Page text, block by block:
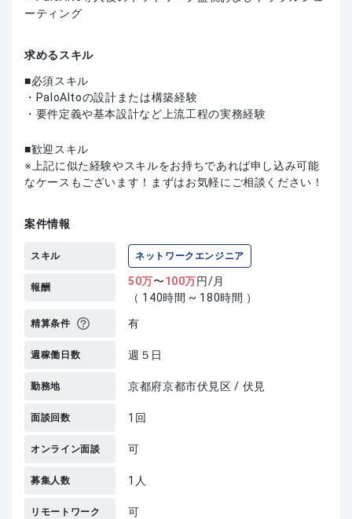
ーティング
求めるスキル
必須スキル
・PaloAltoの設計または構築経験
・要件定義や基本設計など上流工程の実務経験
歓迎スキル
上記に似た経験やスキルをお持ちであれば申し込み可能
なケースもございます！まずはお気軽にご相談ください！
案件情報
スキル ネットワークエンジニア
報酬 50万〜100万円/月
（ 140時間 ~ 180時間 ）
精算条件 有
週稼働日数 週５日
勤務地 京都府京都市伏見区 / 伏見
面談回数 1回
オンライン面談 可
募集人数 1人
リモートワーク 可